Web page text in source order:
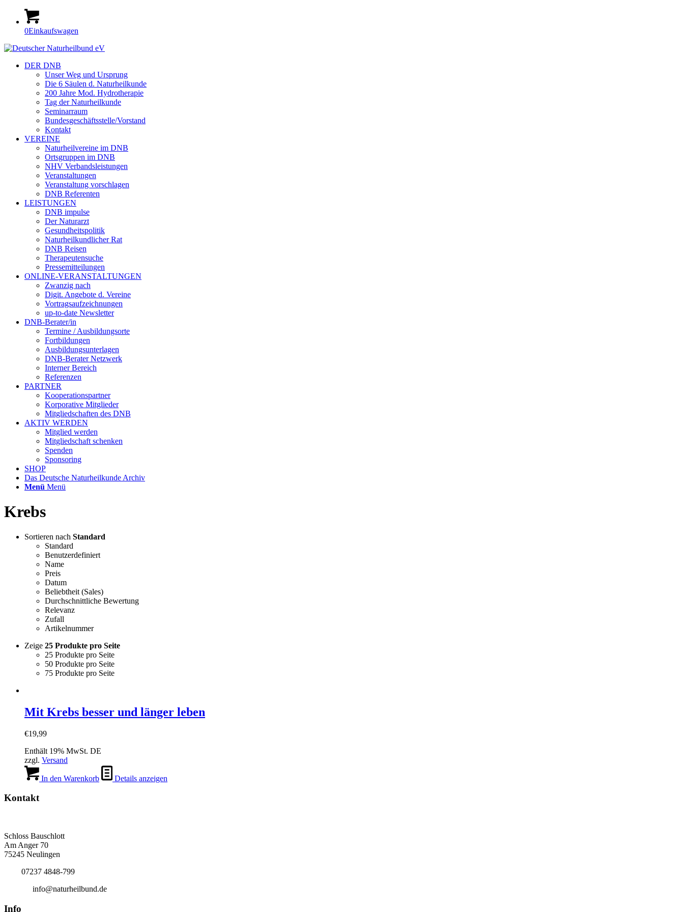
0Einkaufswagen
DER DNB
Unser Weg und Ursprung
Die 6 Säulen d. Naturheilkunde
200 Jahre Mod. Hydrotherapie
Tag der Naturheilkunde
Seminarraum
Bundesgeschäftsstelle/Vorstand
Kontakt
VEREINE
Naturheilvereine im DNB
Ortsgruppen im DNB
NHV Verbandsleistungen
Veranstaltungen
Veranstaltung vorschlagen
DNB Referenten
LEISTUNGEN
DNB impulse
Der Naturarzt
Gesundheitspolitik
Naturheilkundlicher Rat
DNB Reisen
Therapeutensuche
Pressemitteilungen
ONLINE-VERANSTALTUNGEN
Zwanzig nach
Digit. Angebote d. Vereine
Vortragsaufzeichnungen
up-to-date Newsletter
DNB-Berater/in
Termine / Ausbildungsorte
Fortbildungen
Ausbildungsunterlagen
DNB-Berater Netzwerk
Interner Bereich
Referenzen
PARTNER
Kooperationspartner
Korporative Mitglieder
Mitgliedschaften des DNB
AKTIV WERDEN
Mitglied werden
Mitgliedschaft schenken
Spenden
Sponsoring
SHOP
Das Deutsche Naturheilkunde Archiv
Menü Menü
Krebs
Sortieren nach Standard
Standard
Benutzerdefiniert
Name
Preis
Datum
Beliebtheit (Sales)
Durchschnittliche Bewertung
Relevanz
Zufall
Artikelnummer
Zeige 25 Produkte pro Seite
25 Produkte pro Seite
50 Produkte pro Seite
75 Produkte pro Seite
Mit Krebs besser und länger leben
€19,99
Enthält 19% MwSt. DE
zzgl. Versand
In den Warenkorb Details anzeigen
Kontakt
Schloss Bauschlott
Am Anger 70
75245 Neulingen
07237 4848-799
info@naturheilbund.de
Info